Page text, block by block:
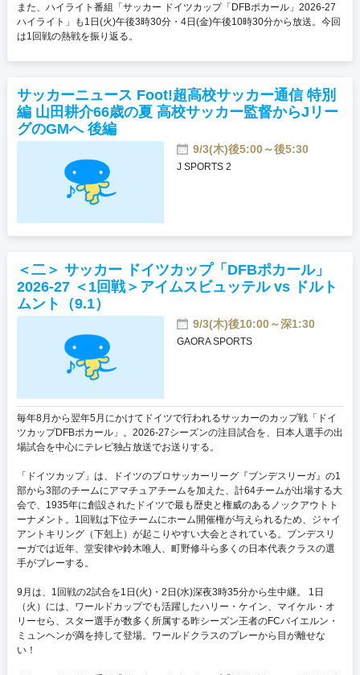
また、ハイライト番組「サッカー ドイツカップ「DFBポカール」2026-27
ハイライト」も1日(火)午後3時30分・4日(金)午後10時30分から放送。今回
は1回戦の熱戦を振り返る。
サッカーニュース Foot!超高校サッカー通信 特別
編 山田耕介66歳の夏 高校サッカー監督からJリー
グのGMへ 後編
9/3(木)後5:00～後5:30
J SPORTS 2
＜二＞ サッカー ドイツカップ「DFBポカール」
2026-27 ＜1回戦＞アイムスビュッテル vs ドルト
ムント（9.1）
9/3(木)後10:00～深1:30
GAORA SPORTS
毎年8月から翌年5月にかけてドイツで行われるサッカーのカップ戦「ドイ
ツカップDFBポカール」。2026-27シーズンの注目試合を、日本人選手の出
場試合を中心にテレビ独占放送でお送りする。
「ドイツカップ」は、ドイツのプロサッカーリーグ『ブンデスリーガ』の1
部から3部のチームにアマチュアチームを加えた、計64チームが出場する大
会で、1935年に創設されたドイツで最も歴史と権威のあるノックアウトト
ーナメント。1回戦は下位チームにホーム開催権が与えられるため、ジャイ
アントキリング（下剋上）が起こりやすい大会とされている。ブンデスリ
ーガでは近年、堂安律や鈴木唯人、町野修斗ら多くの日本代表クラスの選
手がプレーする。
9月は、1回戦の2試合を1日(火)・2日(水)深夜3時35分から生中継。 1日
（火）には、ワールドカップでも活躍したハリー・ケイン、マイケル・オ
リーセら、スター選手が数多く所属する昨シーズン王者のFCバイエルン・
ミュンヘンが満を持して登場。ワールドクラスのプレーから目が離せな
い！